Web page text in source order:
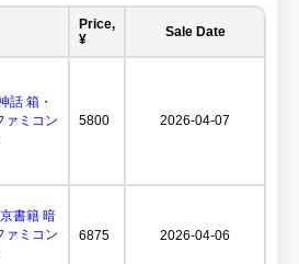
Price,
¥
Sale Date
話 箱・
ァミコン
5800 2026-04-07
書籍 暗
ァミコン
6875 2026-04-06